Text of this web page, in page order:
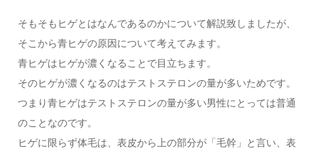
そもそもヒゲとはなんであるのかについて解説致しましたが、
そこから青ヒゲの原因について考えてみます。
青ヒゲはヒゲが濃くなることで目立ちます。
そのヒゲが濃くなるのはテストステロンの量が多いためです。
つまり青ヒゲはテストステロンの量が多い男性にとっては普通
のことなのです。
ヒゲに限らず体毛は、表皮から上の部分が「毛幹」と言い、表